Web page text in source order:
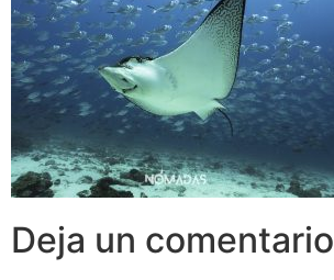
Deja un comentario